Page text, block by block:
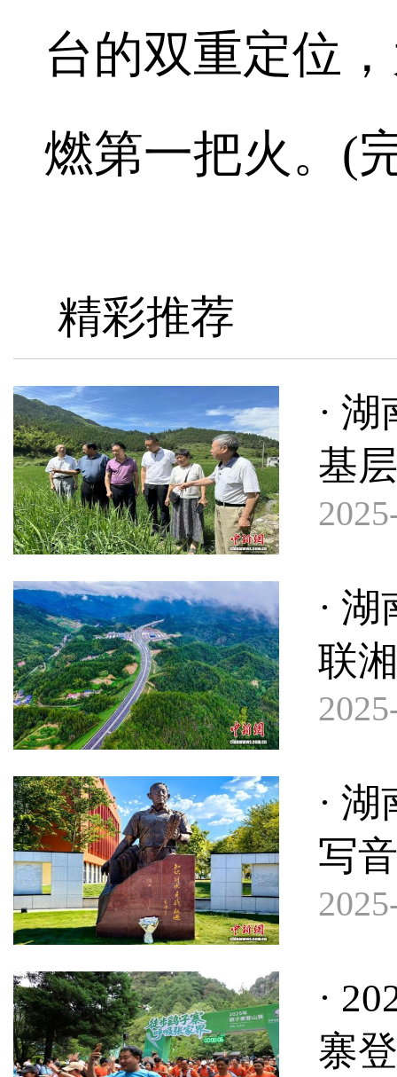
台的双重定位
燃第一把火。(
精彩推荐
·
基
·
联
·
写
·
寨